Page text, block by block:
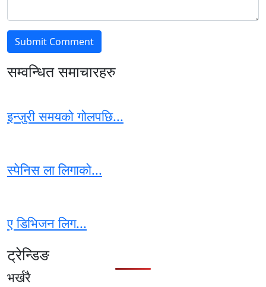
सम्वन्धित समाचारहरु
इन्जुरी समयको गोलपछि...
स्पेनिस ला लिगाको...
ए डिभिजन लिग...
ट्रेन्डिङ
भर्खरै